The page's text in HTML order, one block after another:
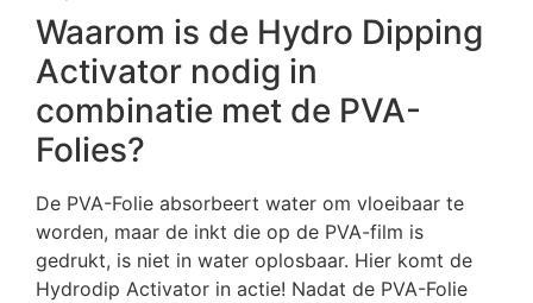
Waarom is de Hydro Dipping
Activator nodig in
combinatie met de PVA-
Folies?
De PVA-Folie absorbeert water om vloeibaar te
worden, maar de inkt die op de PVA-film is
gedrukt, is niet in water oplosbaar. Hier komt de
Hydrodip Activator in actie! Nadat de PVA-Folie